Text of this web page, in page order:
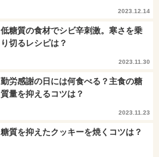
2023.12.14
低糖質の食材でシビ辛刺激。寒さを乗
り切るレシピは？
2023.11.30
勤労感謝の日には何食べる？主食の糖
質量を抑えるコツは？
2023.11.23
糖質を抑えたクッキーを焼くコツは？